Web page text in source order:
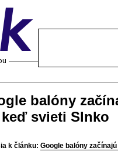
balóny
svieti Slnko
k článku: Google balóny